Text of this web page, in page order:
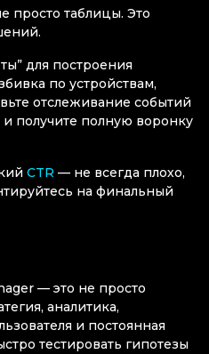
просто таблицы. Это
для построения
по устройствам,
отслеживание событий
получите полную воронку
CTR — не всегда плохо,
на финальный
— это не просто
аналитика,
и постоянная
тестировать гипотезы